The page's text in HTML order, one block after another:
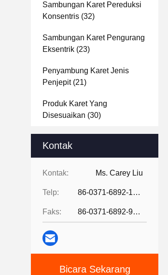
Sambungan Karet Pereduksi
Konsentris (32)
Sambungan Karet Pengurang
Eksentrik (23)
Penyambung Karet Jenis
Penjepit(21)
Produk Karet Yang
Disesuaikan (30)
Kompensator Riak Logam
(40)
Sambungan Baja(27)
Lembaran Karet(37)
Kontak
Kontak: Ms. Carey Liu
Telp: 86-0371-6892-1527
Faks: 86-0371-6892-9024
Bicara Sekarang